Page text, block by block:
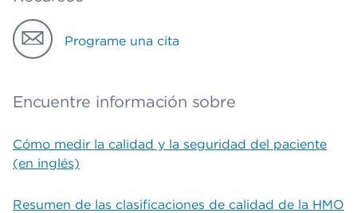
Programe una cita
Encuentre información sobre
Cómo medir la calidad y la seguridad del paciente
(en inglés)
Resumen de las clasificaciones de calidad de la HMO